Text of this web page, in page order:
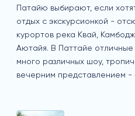
Патайю выбирают, если
отдых с экскурсионкой -
курортов река Квай,
Аютайя. В Паттайе
много различных шоу,
вечерним представлением -